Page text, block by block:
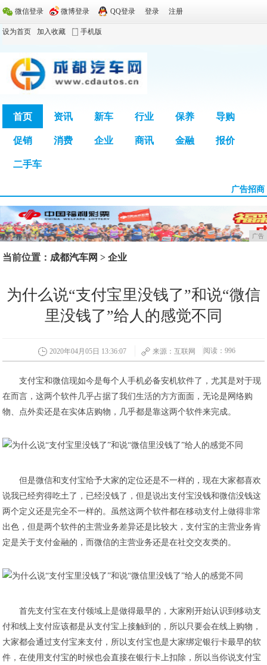
微信登录 微博登录 QQ登录 登录 注册
设为首页 加入收藏 手机版
首页 资讯 新车 行业 保养 导购
促销 消费 企业 商讯 金融 报价
二手车
广告招商
广告
当前位置： 成都汽车网 >企业
为什么说“支付宝里没钱了”和说“微信
里没钱了”给人的感觉不同
2020年04月05日 13:36:07 来源：互联网 阅读：996
​支付宝和微信现如今是每个人手机必备安机软件了，尤其是对于现
在而言，这两个软件几乎占据了我们生活的方方面面，无论是网络购
物、点外卖还是在实体店购物，几乎都是靠这两个软件来完成。
​但是微信和支付宝给予大家的定位还是不一样的，现在大家都喜欢
说我已经穷得吃土了，已经没钱了，但是说出支付宝没钱和微信没钱这
两个定义还是完全不一样的。虽然这两个软件都在移动支付上做得非常
出色，但是两个软件的主营业务差异还是比较大，支付宝的主营业务肯
定是关于支付金融的，而微信的主营业务还是在社交交友类的。
首先支付宝在支付领域上是做得最早的，大家刚开始认识到移动支
付和线上支付应该都是从支付宝上接触到的，所以只要会在线上购物，
大家都会通过支付宝来支付，所以支付宝也是大家绑定银行卡最早的软
件，在使用支付宝的时候也会直接在银行卡上扣除，所以当你说支付宝